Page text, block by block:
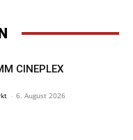
CINEPLEX
- 6. August 2026